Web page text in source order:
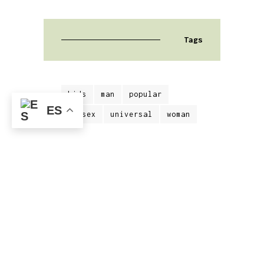
Tags
kids man popular
unisex universal woman
ES